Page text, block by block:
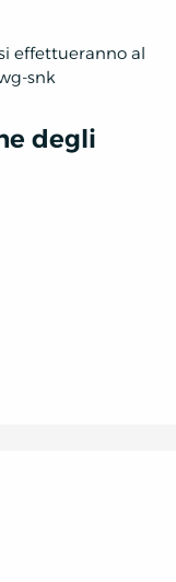
effettueranno al
snk
degli